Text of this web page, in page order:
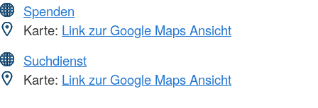
Spenden
Karte: Link zur Google Maps Ansicht
Suchdienst
Karte: Link zur Google Maps Ansicht